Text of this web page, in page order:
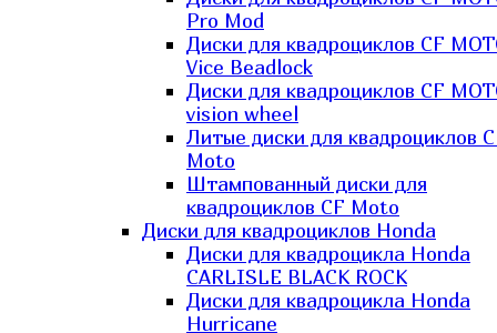
Pro Mod
Диски для квадроциклов CF
Vice Beadlock
Диски для квадроциклов CF
vision wheel
Литые диски для квадроциклов
Moto
Штампованный диски для
квадроциклов CF Moto
Диски для квадроциклов Honda
Диски для квадроцикла Honda
CARLISLE BLACK ROCK
Диски для квадроцикла Honda
Hurricane